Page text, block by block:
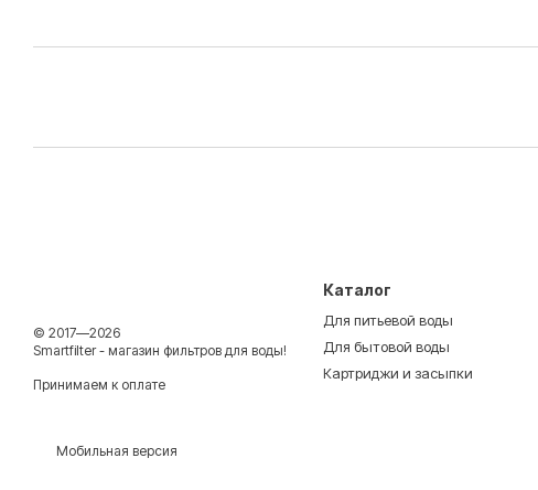
© 2017—2026
Smartfilter - магазин фильтров для воды!
Принимаем к оплате
Мобильная версия
Каталог
Для питьевой воды
Для бытовой воды
Картриджи и засыпки